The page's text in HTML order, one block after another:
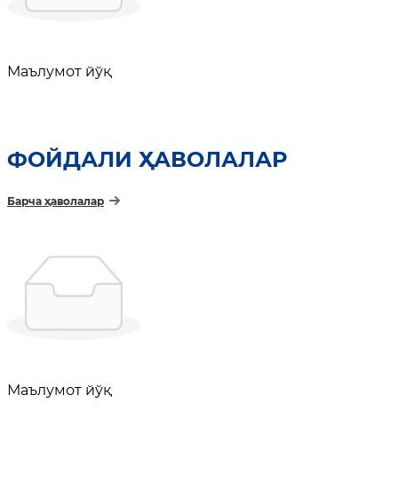
Маълумот йўқ
ФОЙДАЛИ ҲАВОЛАЛАР
Барча ҳаволалар
Маълумот йўқ